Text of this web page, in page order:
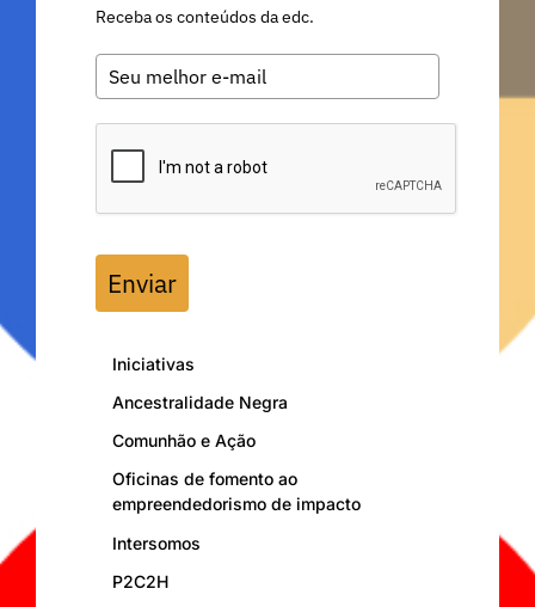
Receba os conteúdos da edc.
Enviar
Iniciativas
Ancestralidade Negra
Comunhão e Ação
Oficinas de fomento ao
empreendedorismo de impacto
Intersomos
P2C2H